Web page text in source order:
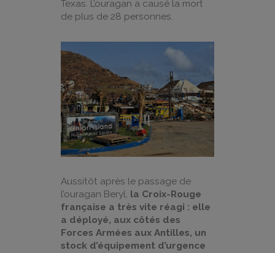
Texas. L’ouragan a causé la mort
de plus de 28 personnes.
Aussitôt après le passage de
l’ouragan Beryl, la Croix-Rouge
française a très vite réagi : elle
a déployé, aux côtés des
Forces Armées aux Antilles, un
stock d’équipement d’urgence